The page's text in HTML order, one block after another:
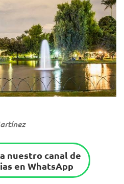
nuestro canal de
en WhatsApp